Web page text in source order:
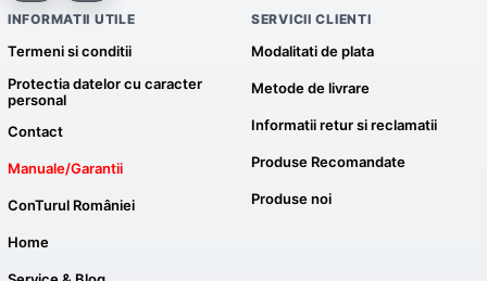
INFORMATII UTILE
Termeni si conditii
Protectia datelor cu caracter
personal
Contact
Manuale/Garantii
ConTurul României
Home
SERVICII CLIENTI
Modalitati de plata
Metode de livrare
Informatii retur si reclamatii
Produse Recomandate
Produse noi